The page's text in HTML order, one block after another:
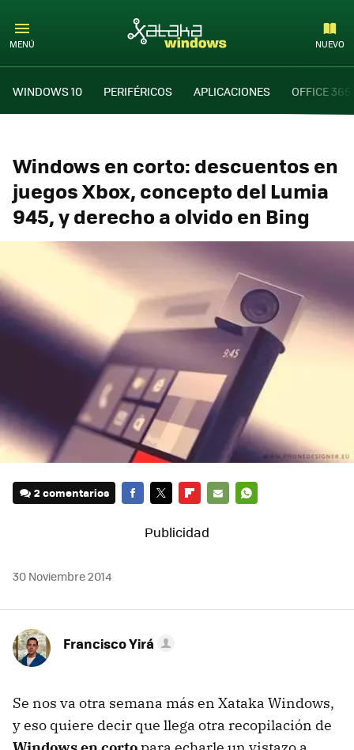
MENÚ NUEVO
WINDOWS 10 PERIFÉRICOS APLICACIONES OFFICE 365
Windows en corto: descuentos en
juegos Xbox, concepto del Lumia
945, y derecho a olvido en Bing
2 comentarios
MAIL
30 Noviembre 2014
Francisco Yirá
Se nos va otra semana más en Xataka Windows,
y eso quiere decir que llega otra recopilación de